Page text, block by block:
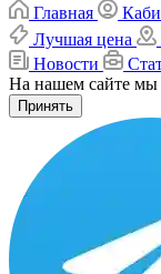
Главная
Лучшая цена
Новости
На нашем сайте мы
Принять